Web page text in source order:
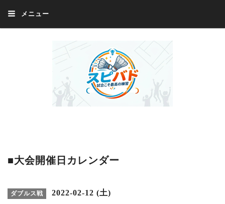
メニュー
■大会開催日カレンダー
ダブルス戦 2022-02-12 (土)